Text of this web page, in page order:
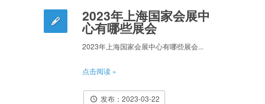
2023年上海国家会展中
心有哪些展会
2023年上海国家会展中心有哪些展会...
点击阅读 »
发布：2023-03-22